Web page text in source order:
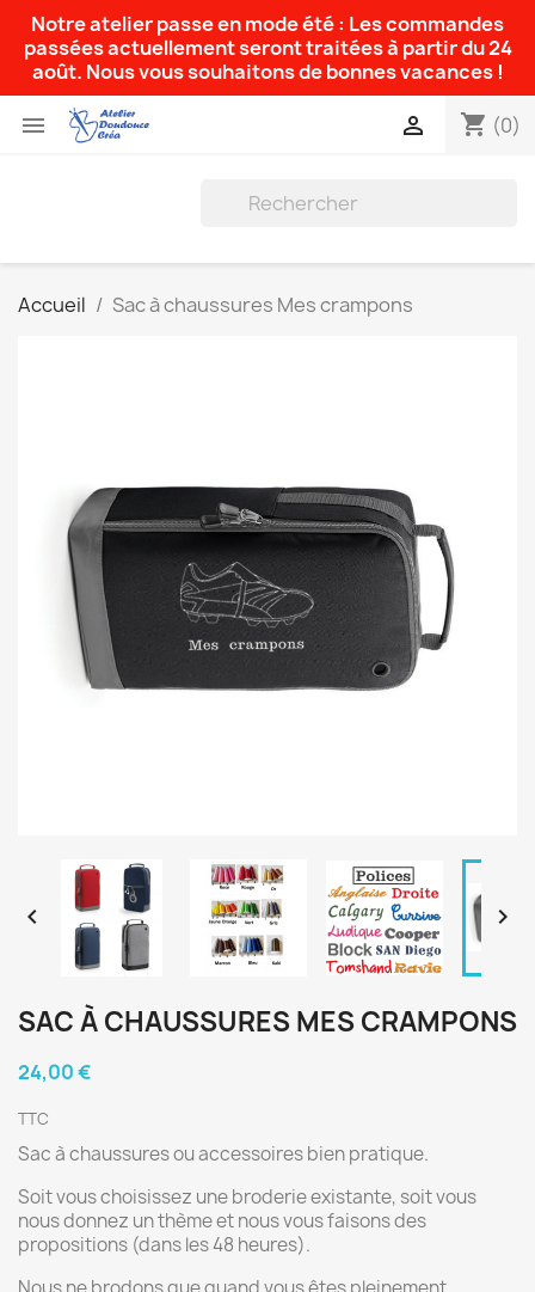
Notre atelier passe en mode été : Les commandes
passées actuellement seront traitées à partir du 24
août. Nous vous souhaitons de bonnes vacances !
 shopping_cart (0)

Accueil Sac à chaussures Mes crampons
 
SAC À CHAUSSURES MES CRAMPONS
24,00 €
TTC
Sac à chaussures ou accessoires bien pratique.
Soit vous choisissez une broderie existante, soit vous
nous donnez un thème et nous vous faisons des
propositions (dans les 48 heures).